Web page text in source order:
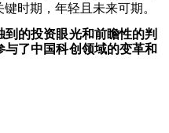
时期，年轻且未来可期。
的投资眼光和前瞻性的判
了中国科创领域的变革和